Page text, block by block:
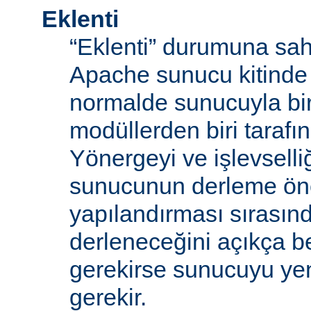
Eklenti
“Eklenti” durumuna
Apache sunucu
normalde sunucuyla
modüllerden biri
Yönergeyi ve
sunucunun derleme
yapılandırması
derleneceğini açıkça
gerekirse sunucuyu
gerekir.